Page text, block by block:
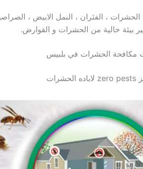
، الفئران ، النمل الابيض ،
بيئة خالية من الحشرات و القوارض.
مكافحة الحشرات في بلبيس